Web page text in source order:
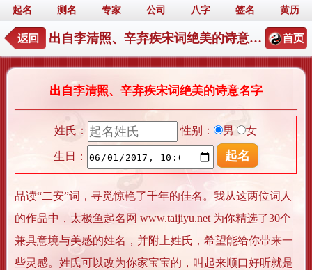
起名 测名 专家 公司 八字 签名 黄历
出自李清照、辛弃疾宋词绝美的诗意名字
出自李清照、辛弃疾宋词绝美的诗意名字
姓氏： 性别： 男 女
生日：
品读“二安”词，寻觅惊艳了千年的佳名。我从这两位词人
的作品中，太极鱼起名网 www.taijiyu.net 为你精选了30个
兼具意境与美感的姓名，并附上姓氏，希望能给你带来一
些灵感。姓氏可以改为你家宝宝的，叫起来顺口好听就是